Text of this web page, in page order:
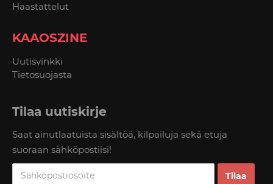
Haastattelut
KAAOSZINE
Uutisvinkki
Tietosuojasta
Tilaa uutiskirje
Saat ainutlaatuista sisältöä, kilpailuja sekä etuja
suoraan sähköpostiisi!